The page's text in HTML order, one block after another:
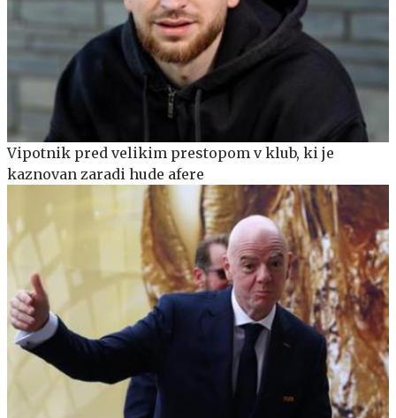
Vipotnik pred velikim prestopom v klub, ki je
kaznovan zaradi hude afere